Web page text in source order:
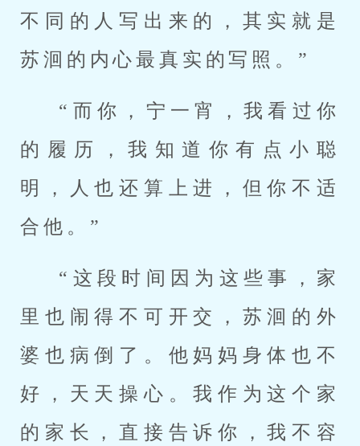
不同的人写出来的，其实就是
苏洄的内心最真实的写照。”
“而你，宁一宵，我看过你
的履历，我知道你有点小聪
明，人也还算上进，但你不适
合他。”
“这段时间因为这些事，家
里也闹得不可开交，苏洄的外
婆也病倒了。他妈妈身体也不
好，天天操心。我作为这个家
的家长，直接告诉你，我不容